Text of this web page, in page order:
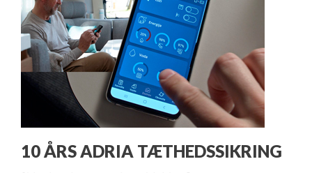
10 ÅRS ADRIA TÆTHEDSSIKRING